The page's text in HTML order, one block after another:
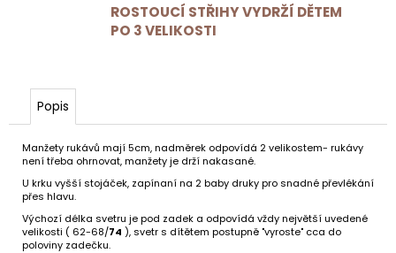
ROSTOUCÍ STŘIHY VYDRŽÍ DĚTEM
PO 3 VELIKOSTI
Popis
Manžety rukávů mají 5cm, nadměrek odpovídá 2 velikostem- rukávy
není třeba ohrnovat, manžety je drží nakasané.
U krku vyšší stojáček, zapínaní na 2 baby druky pro snadné převlékání
přes hlavu.
Výchozí délka svetru je pod zadek a odpovídá vždy největší uvedené
velikosti ( 62-68/74 ), svetr s dítětem postupně "vyroste" cca do
poloviny zadečku.